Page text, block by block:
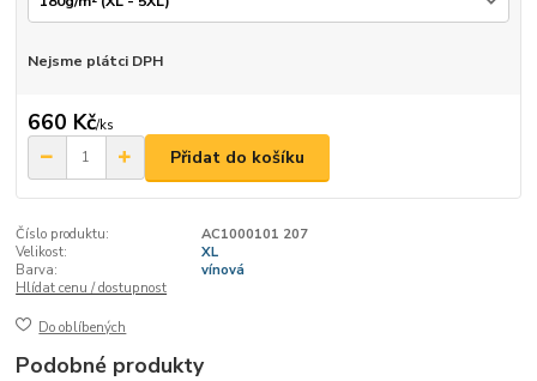
Nejsme plátci DPH
660 Kč/ks
Přidat do košíku
Číslo produktu:
AC1000101 207
Velikost:
XL
Barva:
vínová
Hlídat cenu / dostupnost
Do oblíbených
Podobné produkty